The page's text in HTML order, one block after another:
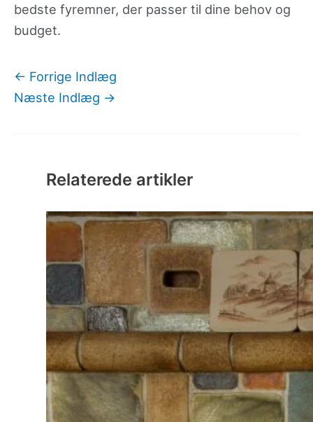
bedste fyremner, der passer til dine behov og
budget.
← Forrige Indlæg
Næste Indlæg →
Relaterede artikler